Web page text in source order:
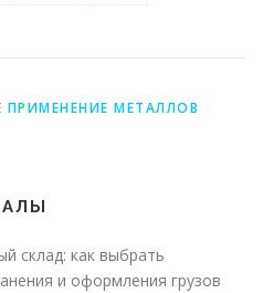
ПРИМЕНЕНИЕ МЕТАЛЛОВ
склад: как выбрать
и оформления грузов